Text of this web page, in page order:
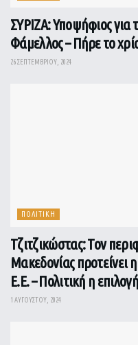
ΣΥΡΙΖΑ: Υποψήφιος για
Φάμελλος – Πήρε το
26 ΣΕΠΤΕΜΒΡΊΟΥ, 2024
ΠΟΛΙΤΙΚΗ
Τζιτζικώστας: Τον
Μακεδονίας προτείνει
Ε.Ε. – Πολιτική η επιλογή
1 ΑΥΓΟΎΣΤΟΥ, 2024